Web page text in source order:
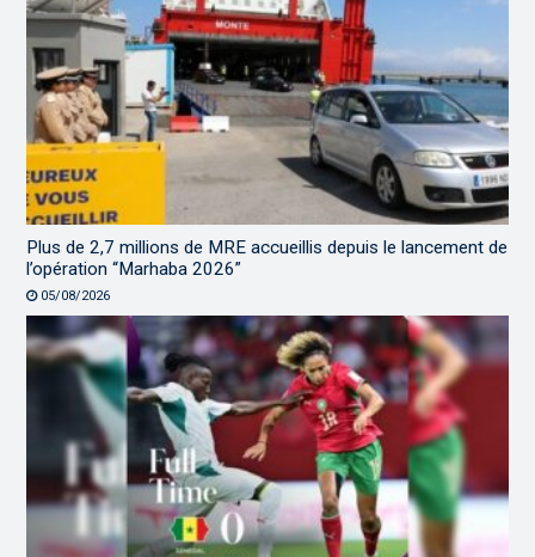
Plus de 2,7 millions de MRE accueillis depuis le lancement de
l’opération “Marhaba 2026”
05/08/2026